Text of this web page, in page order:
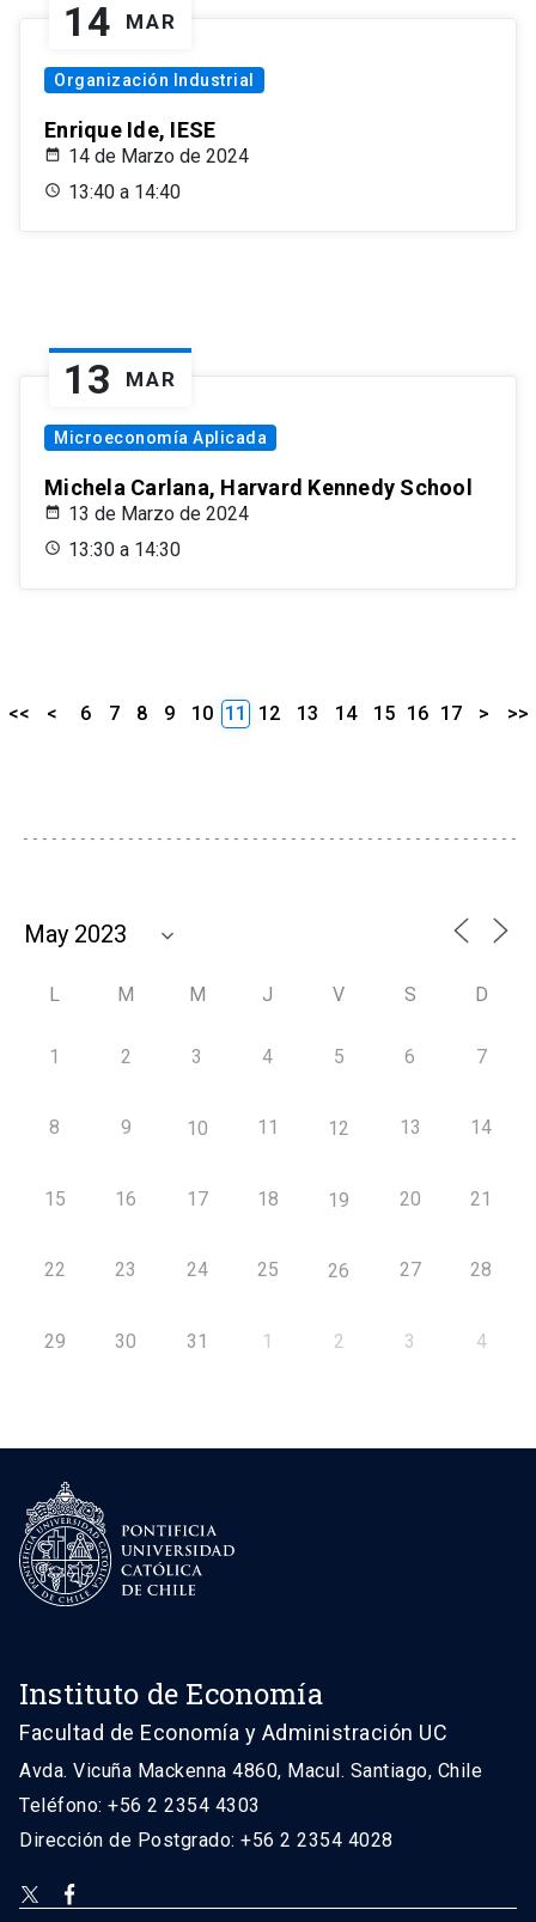
14 MAR
Organización Industrial
Enrique Ide, IESE
14 de Marzo de 2024
13:40 a 14:40
13 MAR
Microeconomía Aplicada
Michela Carlana, Harvard Kennedy School
13 de Marzo de 2024
13:30 a 14:30
<< < 6 7 8 9 10 11 12 13 14 15 16 17 > >>
L M M J V S D
1 2 3 4 5 6 7
8 9 10 11 12 13 14
15 16 17 18 19 20 21
22 23 24 25 26 27 28
29 30 31 1 2 3 4
Instituto de Economía
Facultad de Economía y Administración UC
Avda. Vicuña Mackenna 4860, Macul. Santiago, Chile
Teléfono: +56 2 2354 4303
Dirección de Postgrado: +56 2 2354 4028